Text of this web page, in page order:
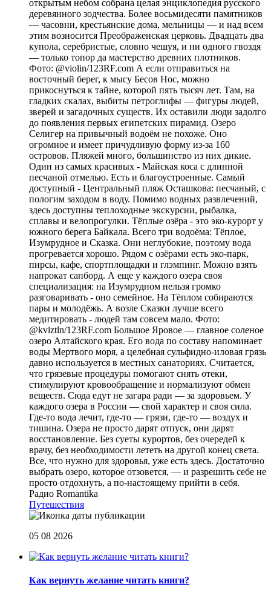
открытым небом собрана целая энциклопедия русского
деревянного зодчества. Более восьмидесяти памятников
— часовни, крестьянские дома, мельницы — и над всем
этим возносится Преображенская церковь. Двадцать два
купола, серебристые, словно чешуя, и ни одного гвоздя
— только топор да мастерство древних плотников.
Фото: @violin/123RF.com А если отправиться на
восточный берег, к мысу Бесов Нос, можно
прикоснуться к тайне, которой пять тысяч лет. Там, на
гладких скалах, выбиты петроглифы — фигуры людей,
зверей и загадочных существ. Их оставили люди задолго
до появления первых египетских пирамид. Озеро
Селигер на привычный водоём не похоже. Оно
огромное и имеет причудливую форму из-за 160
островов. Пляжей много, большинство из них дикие.
Один из самых красивых - Майская коса с длинной
песчаной отмелью. Есть и благоустроенные. Самый
доступный - Центральный пляж Осташкова: песчаный, с
пологим заходом в воду. Помимо водных развлечений,
здесь доступны теплоходные экскурсии, рыбалка,
сплавы и велопрогулки. Тёплые озёра - это эко-курорт у
южного берега Байкала. Всего три водоёма: Тёплое,
Изумрудное и Сказка. Они неглубокие, поэтому вода
прогревается хорошо. Рядом с озёрами есть эко-парк,
пирсы, кафе, спортплощадки и глэмпинг. Можно взять
напрокат сапборд. А еще у каждого озера своя
специализация: на Изумрудном нельзя громко
разговаривать - оно семейное. На Тёплом собираются
пары и молодёжь. А возле Сказки лучше всего
медитировать - людей там совсем мало. Фото:
@kviztln/123RF.com Большое Яровое — главное соленое
озеро Алтайского края. Его вода по составу напоминает
воды Мертвого моря, а целебная сульфидно-иловая грязь
давно используется в местных санаториях. Считается,
что грязевые процедуры помогают снять отеки,
стимулируют кровообращение и нормализуют обмен
веществ. Сюда едут не загара ради — за здоровьем. У
каждого озера в России — свой характер и своя сила.
Где-то вода лечит, где-то — грязи, где-то — воздух и
тишина. Озера не просто дарят отпуск, они дарят
восстановление. Без суеты курортов, без очередей к
врачу, без необходимости лететь на другой конец света.
Все, что нужно для здоровья, уже есть здесь. Достаточно
выбрать озеро, которое отзовется, — и разрешить себе не
просто отдохнуть, а по-настоящему прийти в себя.
Радио Romantika
Путешествия
05 08 2026
Как вернуть желание читать книги?